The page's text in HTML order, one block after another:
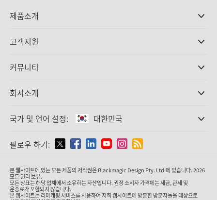
제품소개
DaVinci Resolve와 Fusion 소프트웨어
Ultimatte
캡쳐 및 재생
표준 변환
네트워크 스토리지
라우팅 및 분배
스트리밍·인코딩
고객지원
고객지원 센터
커뮤니티
회사소개
회사 소개
미디어
국가 및 언어 설정: 대한민국
국가 및 언어를 설정하세요
Australia
팔로우 하기:
본 웹사이트에 있는 모든 제품의 저작권은 Blackmagic Design Pty. Ltd.에 있습니다. 2026
모든 권리 보유.
모든 상표는 해당 업체에서 소유하는 자산입니다. 권장 소비자 가격에는 세금, 관세 및
운송료가 포함되지 않습니다.
본 웹사이트는 리마케팅 서비스를 사용하여 저희 웹사이트에 방문한 방문자들을 대상으로